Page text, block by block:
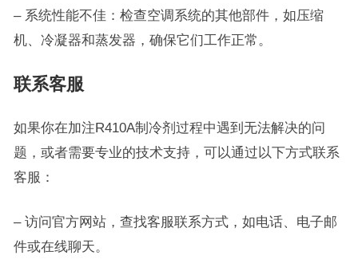
– 系统性能不佳：检查空调系统的其他部件，如压缩
机、冷凝器和蒸发器，确保它们工作正常。
联系客服
如果你在加注R410A制冷剂过程中遇到无法解决的问
题，或者需要专业的技术支持，可以通过以下方式联系
客服：
– 访问官方网站，查找客服联系方式，如电话、电子邮
件或在线聊天。